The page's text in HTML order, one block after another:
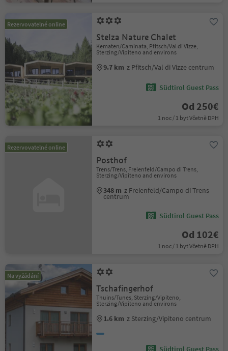
Rezervovatelné online
Stelza Nature Chalet
Kematen/Caminata, Pfitsch/Val di Vizze,
Sterzing/Vipiteno and environs
9.7 km z Pfitsch/Val di Vizze centrum
Südtirol Guest Pass
Od 250€
1 noc / 1 byt Včetně DPH
Rezervovatelné online
Posthof
Trens/Trens, Freienfeld/Campo di Trens,
Sterzing/Vipiteno and environs
348 m z Freienfeld/Campo di Trens
centrum
Südtirol Guest Pass
Od 102€
1 noc / 1 byt Včetně DPH
Na vyžádání
Tschafingerhof
Thuins/Tunes, Sterzing/Vipiteno,
Sterzing/Vipiteno and environs
1.6 km z Sterzing/Vipiteno centrum
Südtirol Guest Pass